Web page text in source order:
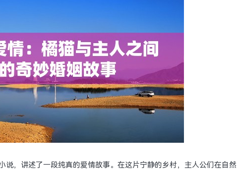
说，讲述了一段纯真的爱情故事。在这片宁静的乡村，主人公们在自然